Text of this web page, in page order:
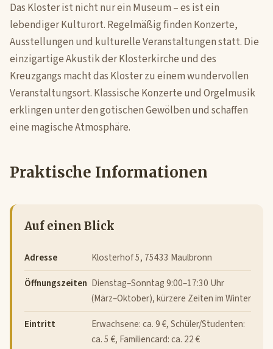
Das Kloster ist nicht nur ein Museum – es ist ein
lebendiger Kulturort. Regelmäßig finden Konzerte,
Ausstellungen und kulturelle Veranstaltungen statt. Die
einzigartige Akustik der Klosterkirche und des
Kreuzgangs macht das Kloster zu einem wundervollen
Veranstaltungsort. Klassische Konzerte und Orgelmusik
erklingen unter den gotischen Gewölben und schaffen
eine magische Atmosphäre.
Praktische Informationen
Auf einen Blick
Adresse
Klosterhof 5, 75433 Maulbronn
Öffnungszeiten Dienstag–Sonntag 9:00–17:30 Uhr
(März–Oktober), kürzere Zeiten im Winter
Eintritt
Erwachsene: ca. 9 €, Schüler/Studenten:
ca. 5 €, Familiencard: ca. 22 €